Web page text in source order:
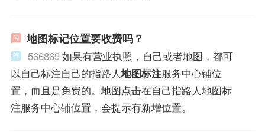
地图标记位置要收费吗？
566869如果有营业执照，自己或者地图，都可
以自己标注自己的指路人地图标注服务中心铺位
置，而且是免费的。地图点击在自己指路人地图标
注服务中心铺位置，会提示有新增位置。